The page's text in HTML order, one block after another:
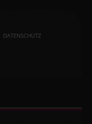
DATENSCHUTZ